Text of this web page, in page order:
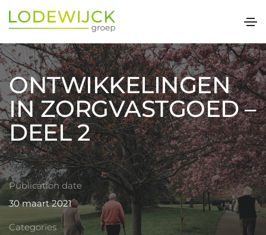
ONTWIKKELINGEN
IN ZORGVASTGOED –
DEEL 2
Publication date
30 maart 2021
Categories